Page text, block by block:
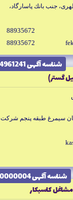
جنب بانك پاسارگاد،
88935672
88935672
شناسه آگهى 9944961241
گستر)
سيمرغ طبقه پنجم شركت
شناسه آگهى 1000000004
كاسبكار